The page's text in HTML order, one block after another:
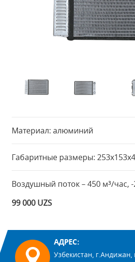
Материал: алюминий
Габаритные размеры:
Воздушный поток – 450 м³/час, -
99 000 UZS
АДРЕС:
Узбекистан,